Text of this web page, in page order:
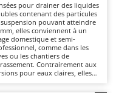
à bûches
pour drainer des liquides
contenant des particules
pouvant atteindre
elles conviennent à un
domestique et semi-
comme dans les
ou les chantiers de
Contrairement aux
pour eaux claires, elles